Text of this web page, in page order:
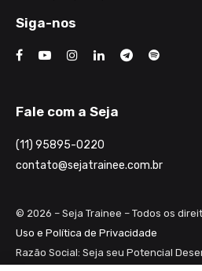
Siga-nos
Fale com a Seja
(11) 95895-0220
contato@sejatrainee.com.br
© 2026 – Seja Trainee – Todos os
Uso e Política de Privacidade
Razão Social: Seja seu Potencial